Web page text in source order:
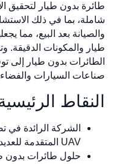
طائرة بدون طيار لتحقيق
شاملة، بما في ذلك
والصيانة بعد البيع، مما
طيار والمكونات الدقيقة.
الطائرات بدون طيار إلى
صناعات السيارات والفضاء
النقاط
الشركة الرائدة في
UAV المتقدمة للعديد من الصناعات
حلول طائرات بدون